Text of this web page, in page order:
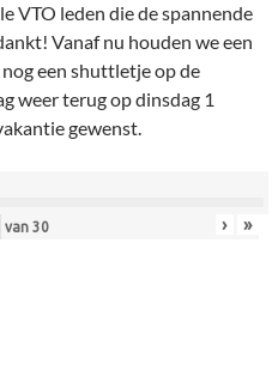
VTO leden die de spannende
Vanaf nu houden we een
een shuttletje op de
weer terug op dinsdag 1
gewenst.
van 30 › »